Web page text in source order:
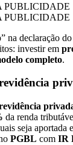
PUBLICIDADE
PUBLICIDADE
na declaração
investir em
completo.
da renda
seja aportada
PGBL com IR